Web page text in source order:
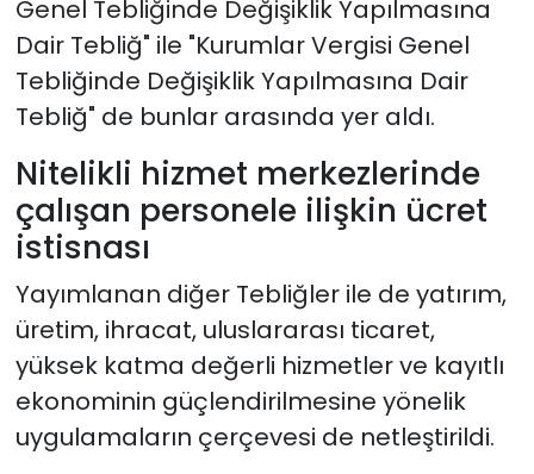
Genel Tebliğinde Değişiklik Yapılmasına
Dair Tebliğ" ile "Kurumlar Vergisi Genel
Tebliğinde Değişiklik Yapılmasına Dair
Tebliğ" de bunlar arasında yer aldı.
Nitelikli hizmet merkezlerinde
çalışan personele ilişkin ücret
istisnası
Yayımlanan diğer Tebliğler ile de yatırım,
üretim, ihracat, uluslararası ticaret,
yüksek katma değerli hizmetler ve kayıtlı
ekonominin güçlendirilmesine yönelik
uygulamaların çerçevesi de netleştirildi.